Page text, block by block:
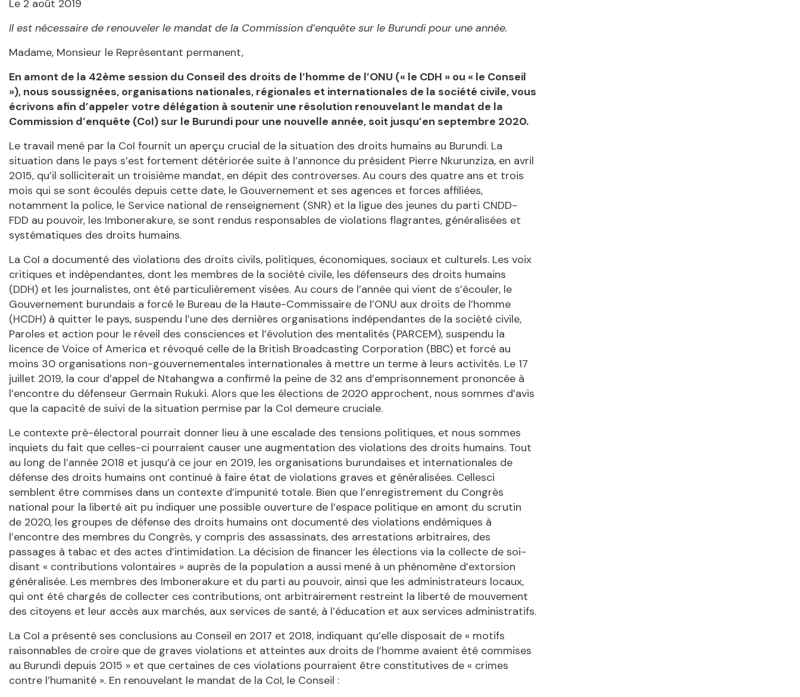
Le 2 août 2019
Il est nécessaire de renouveler le mandat de la Commission d’enquête sur le Burundi pour une année.
Madame, Monsieur le Représentant permanent,
En amont de la 42ème session du Conseil des droits de l’homme de l’ONU (« le CDH » ou « le Conseil
»), nous soussignées, organisations nationales, régionales et internationales de la société civile, vous
écrivons afin d’appeler votre délégation à soutenir une résolution renouvelant le mandat de la
Commission d’enquête (CoI) sur le Burundi pour une nouvelle année, soit jusqu’en septembre 2020.
Le travail mené par la CoI fournit un aperçu crucial de la situation des droits humains au Burundi. La
situation dans le pays s’est fortement détériorée suite à l’annonce du président Pierre Nkurunziza, en avril
2015, qu’il solliciterait un troisième mandat, en dépit des controverses. Au cours des quatre ans et trois
mois qui se sont écoulés depuis cette date, le Gouvernement et ses agences et forces affiliées,
notamment la police, le Service national de renseignement (SNR) et la ligue des jeunes du parti CNDD-
FDD au pouvoir, les Imbonerakure, se sont rendus responsables de violations flagrantes, généralisées et
systématiques des droits humains.
La CoI a documenté des violations des droits civils, politiques, économiques, sociaux et culturels. Les voix
critiques et indépendantes, dont les membres de la société civile, les défenseurs des droits humains
(DDH) et les journalistes, ont été particulièrement visées. Au cours de l’année qui vient de s’écouler, le
Gouvernement burundais a forcé le Bureau de la Haute-Commissaire de l’ONU aux droits de l’homme
(HCDH) à quitter le pays, suspendu l’une des dernières organisations indépendantes de la société civile,
Paroles et action pour le réveil des consciences et l’évolution des mentalités (PARCEM), suspendu la
licence de Voice of America et révoqué celle de la British Broadcasting Corporation (BBC) et forcé au
moins 30 organisations non-gouvernementales internationales à mettre un terme à leurs activités. Le 17
juillet 2019, la cour d’appel de Ntahangwa a confirmé la peine de 32 ans d’emprisonnement prononcée à
l’encontre du défenseur Germain Rukuki. Alors que les élections de 2020 approchent, nous sommes d’avis
que la capacité de suivi de la situation permise par la CoI demeure cruciale.
Le contexte pré-électoral pourrait donner lieu à une escalade des tensions politiques, et nous sommes
inquiets du fait que celles-ci pourraient causer une augmentation des violations des droits humains. Tout
au long de l’année 2018 et jusqu’à ce jour en 2019, les organisations burundaises et internationales de
défense des droits humains ont continué à faire état de violations graves et généralisées. Cellesci
semblent être commises dans un contexte d’impunité totale. Bien que l’enregistrement du Congrès
national pour la liberté ait pu indiquer une possible ouverture de l’espace politique en amont du scrutin
de 2020, les groupes de défense des droits humains ont documenté des violations endémiques à
l’encontre des membres du Congrès, y compris des assassinats, des arrestations arbitraires, des
passages à tabac et des actes d’intimidation. La décision de financer les élections via la collecte de soi-
disant « contributions volontaires » auprès de la population a aussi mené à un phénomène d’extorsion
généralisée. Les membres des Imbonerakure et du parti au pouvoir, ainsi que les administrateurs locaux,
qui ont été chargés de collecter ces contributions, ont arbitrairement restreint la liberté de mouvement
des citoyens et leur accès aux marchés, aux services de santé, à l’éducation et aux services administratifs.
La CoI a présenté ses conclusions au Conseil en 2017 et 2018, indiquant qu’elle disposait de « motifs
raisonnables de croire que de graves violations et atteintes aux droits de l’homme avaient été commises
au Burundi depuis 2015 » et que certaines de ces violations pourraient être constitutives de « crimes
contre l’humanité ». En renouvelant le mandat de la CoI, le Conseil :